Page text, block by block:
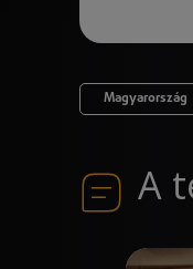
Magyarország
A